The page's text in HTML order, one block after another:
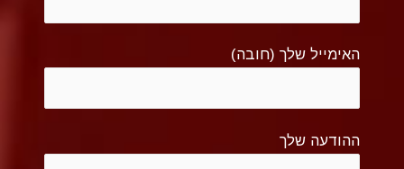
האימייל שלך (חובה)
ההודעה שלך